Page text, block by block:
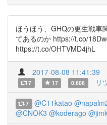
ほうほう、GHQの更生戦車
てあるのか https://t.co/
https://t.co/OHTVMD4jhL
2017-08-08 11:41:39
7 17 0.606 リ
7 @C11katao
@CNOK3 @koderago